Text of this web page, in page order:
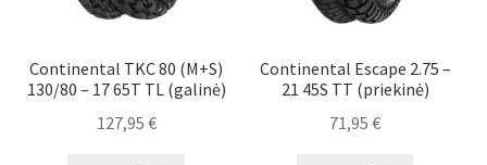
Continental TKC 80 (M+S)
130/80 – 17 65T TL (galinė)
127,95 €
Continental Escape 2.75 –
21 45S TT (priekinė)
71,95€